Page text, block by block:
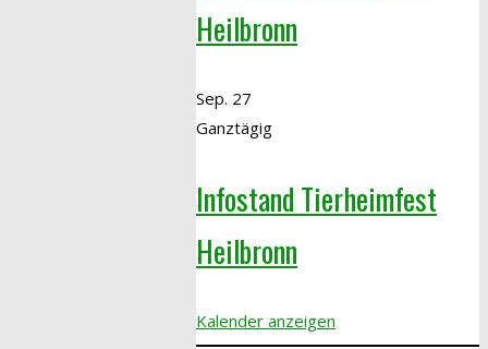
Heilbronn
Sep. 27
Ganztägig
Infostand Tierheimfest
Heilbronn
Kalender anzeigen